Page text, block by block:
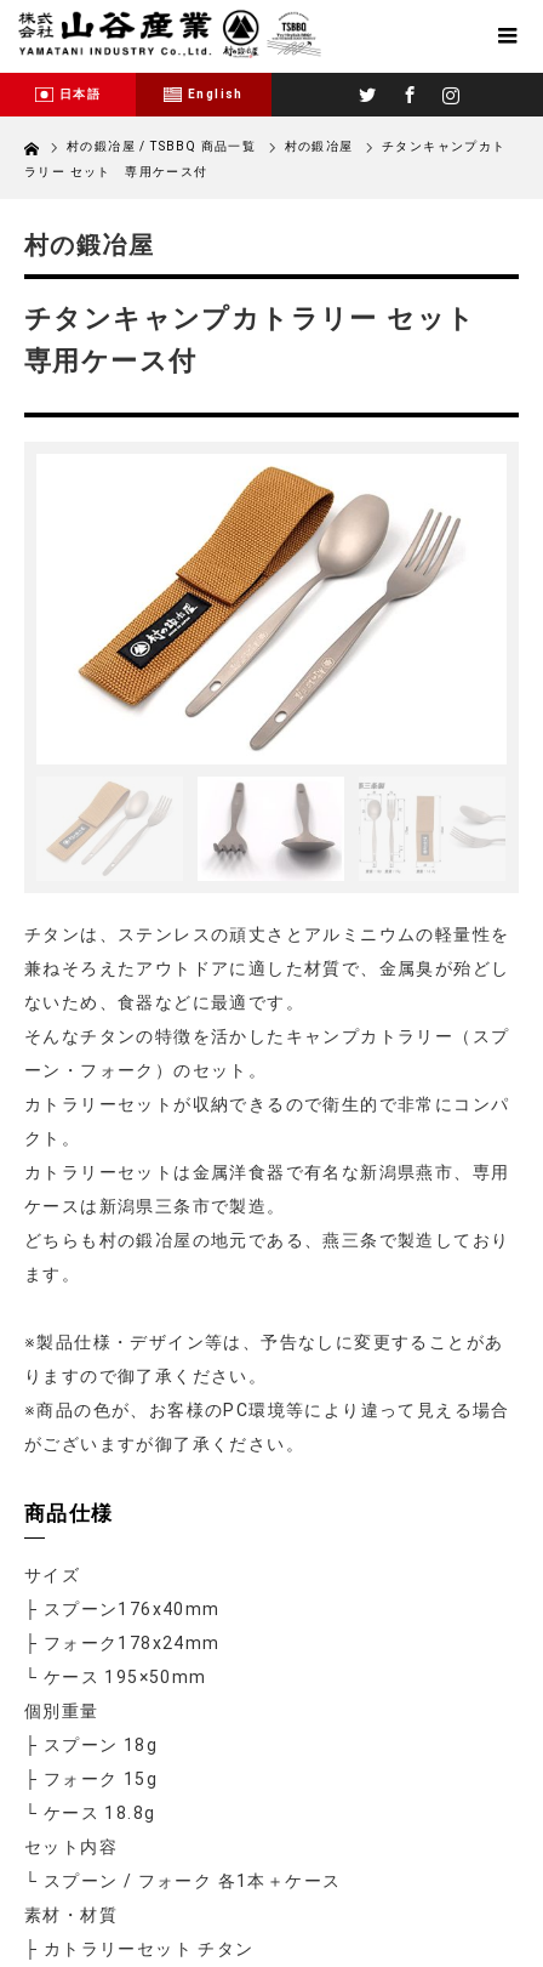
日本語 English
Home 村の鍛冶屋 / TSBBQ 商品一覧 村の鍛冶屋
チタンキャンプカト
ラリー セット 専用ケース付
村の鍛冶屋
チタンキャンプカトラリー セット
専用ケース付
チタンは、ステンレスの頑丈さとアルミニウムの軽量性を
兼ねそろえたアウトドアに適した材質で、金属臭が殆どし
ないため、食器などに最適です。
そんなチタンの特徴を活かしたキャンプカトラリー（スプ
ーン・フォーク）のセット。
カトラリーセットが収納できるので衛生的で非常にコンパ
クト。
カトラリーセットは金属洋食器で有名な新潟県燕市、専用
ケースは新潟県三条市で製造。
どちらも村の鍛冶屋の地元である、燕三条で製造しており
ます。
※製品仕様・デザイン等は、予告なしに変更することがあ
りますので御了承ください。
※商品の色が、お客様のPC環境等により違って見える場合
がございますが御了承ください。
商品仕様
サイズ
├ スプーン176x40mm
├ フォーク178x24mm
└ ケース 195×50mm
個別重量
├ スプーン 18g
├ フォーク 15g
└ ケース 18.8g
セット内容
└ スプーン / フォーク 各1本＋ケース
素材・材質
├ カトラリーセット チタン